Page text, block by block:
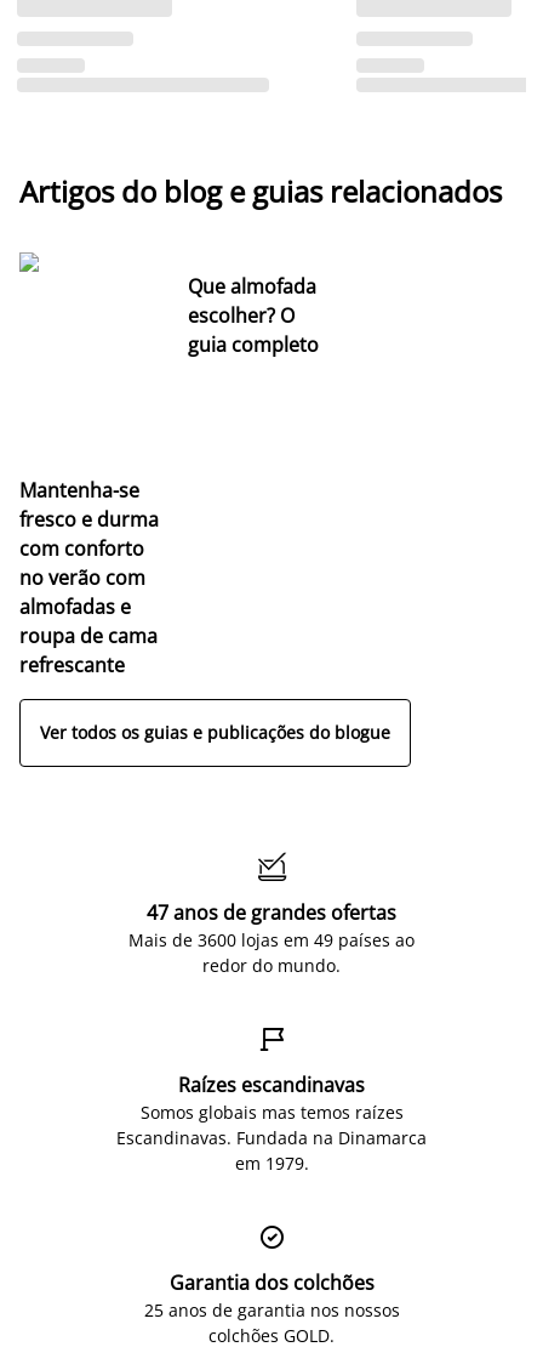
Artigos do blog e guias relacionados
Mantenha-se
fresco e durma
com conforto
no verão com
almofadas e
roupa de cama
refrescante
Que almofada
escolher? O
guia completo
Ver todos os guias e publicações do blogue

47 anos de grandes ofertas
Mais de 3600 lojas em 49 países ao
redor do mundo.

Raízes escandinavas
Somos globais mas temos raízes
Escandinavas. Fundada na Dinamarca
em 1979.

Garantia dos colchões
25 anos de garantia nos nossos
colchões GOLD.